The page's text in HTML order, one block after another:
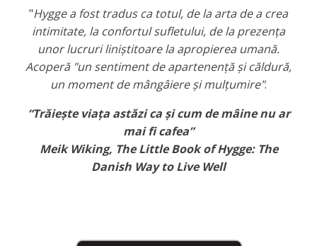
"Hygge a fost tradus ca totul, de la arta de a crea
intimitate, la confortul sufletului, de la prezența
unor lucruri liniștitoare la apropierea umană.
Acoperă "un sentiment de apartenență și căldură,
un moment de mângâiere și mulțumire".
“Trăiește viața astăzi ca și cum de mâine nu ar
mai fi cafea”
Meik Wiking, The Little Book of Hygge: The
Danish Way to Live Well